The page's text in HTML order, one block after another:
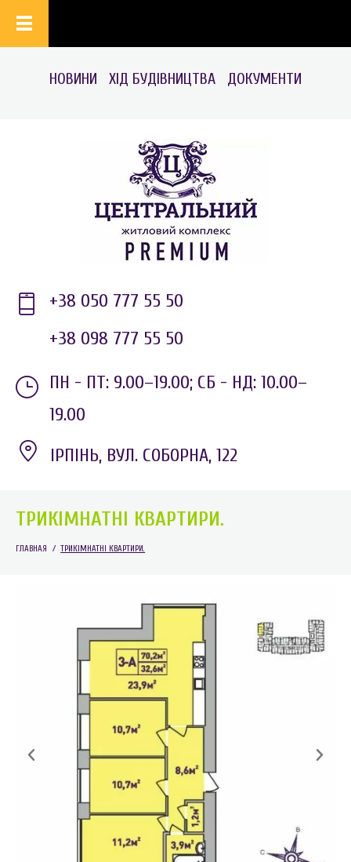
НОВИНИ ХІД БУДІВНИЦТВА ДОКУМЕНТИ
+38 050 777 55 50
+38 098 777 55 50
ПН - ПТ: 9.00–19.00; СБ - НД: 10.00–
19.00
ІРПІНЬ, ВУЛ. СОБОРНА, 122
ТРИКІМНАТНІ КВАРТИРИ.
ГЛАВНАЯ / ТРИКІМНАТНІ КВАРТИРИ.